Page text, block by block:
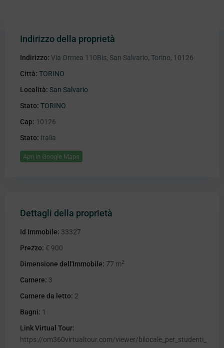
Indirizzo della proprietà
Indirizzo: Via Ormea 110Bis, San Salvario, Torino, 10126
Città: TORINO
Località: San Salvario
Stato: TORINO
Cap: 10126
Stato: Italia
Apri in Google Maps
Dettagli della proprietà
Id Immobile: 33327
Prezzo: € 900
Dimensione dell'Immobile: 77 m2
Camere: 3
Camere da letto: 2
Bagni: 1
Link Virtual Tour:
https://om360virtualtour.com/viewer/bilocale_per_studenti_